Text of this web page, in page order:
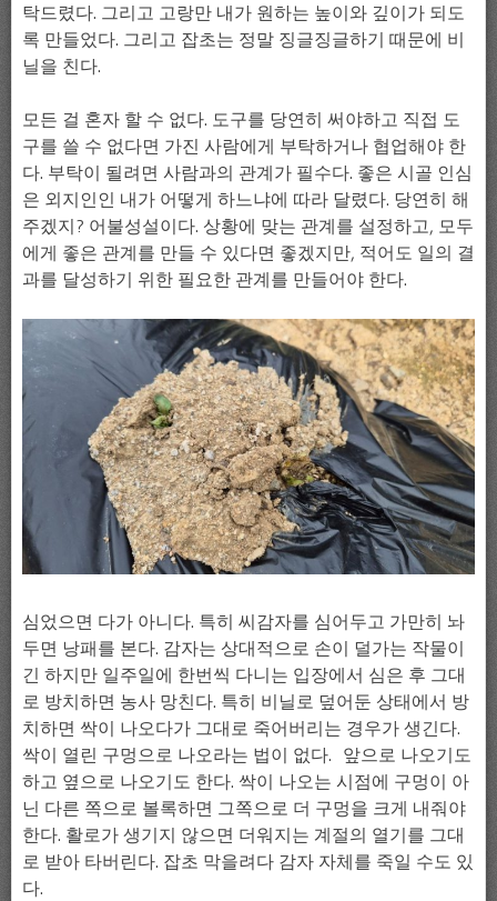
탁드렸다. 그리고 고랑만 내가 원하는 높이와 깊이가 되도
록 만들었다. 그리고 잡초는 정말 징글징글하기 때문에 비
닐을 친다.
모든 걸 혼자 할 수 없다. 도구를 당연히 써야하고 직접 도
구를 쓸 수 없다면 가진 사람에게 부탁하거나 협업해야 한
다. 부탁이 될려면 사람과의 관계가 필수다. 좋은 시골 인심
은 외지인인 내가 어떻게 하느냐에 따라 달렸다. 당연히 해
주겠지? 어불성설이다. 상황에 맞는 관계를 설정하고, 모두
에게 좋은 관계를 만들 수 있다면 좋겠지만, 적어도 일의 결
과를 달성하기 위한 필요한 관계를 만들어야 한다.
심었으면 다가 아니다. 특히 씨감자를 심어두고 가만히 놔
두면 낭패를 본다. 감자는 상대적으로 손이 덜가는 작물이
긴 하지만 일주일에 한번씩 다니는 입장에서 심은 후 그대
로 방치하면 농사 망친다. 특히 비닐로 덮어둔 상태에서 방
치하면 싹이 나오다가 그대로 죽어버리는 경우가 생긴다.
싹이 열린 구멍으로 나오라는 법이 없다. 앞으로 나오기도
하고 옆으로 나오기도 한다. 싹이 나오는 시점에 구멍이 아
닌 다른 쪽으로 볼록하면 그쪽으로 더 구멍을 크게 내줘야
한다. 활로가 생기지 않으면 더워지는 계절의 열기를 그대
로 받아 타버린다. 잡초 막을려다 감자 자체를 죽일 수도 있
다.